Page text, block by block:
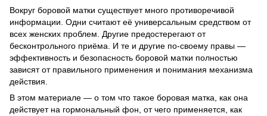
Вокруг боровой матки существует много противоречивой
информации. Одни считают её универсальным средством от
всех женских проблем. Другие предостерегают от
бесконтрольного приёма. И те и другие по-своему правы —
эффективность и безопасность боровой матки полностью
зависят от правильного применения и понимания механизма
действия.
В этом материале — о том что такое боровая матка, как она
действует на гормональный фон, от чего применяется, как